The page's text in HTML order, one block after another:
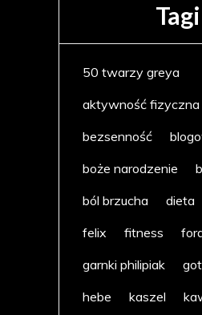
Tagi
50 twarzy greya
aktywność fizyczna
bezsenność
boże narodzenie
ból brzucha
dieta
felix
fitness
garnki philipiak
hebe
kaszel